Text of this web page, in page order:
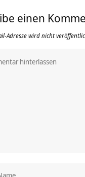
einen
Adresse wird nicht